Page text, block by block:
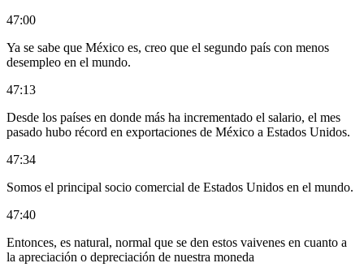
47:00
Ya se sabe que México es, creo que el segundo país con menos
desempleo en el mundo.
47:13
Desde los países en donde más ha incrementado el salario, el mes
pasado hubo récord en exportaciones de México a Estados Unidos.
47:34
Somos el principal socio comercial de Estados Unidos en el mundo.
47:40
Entonces, es natural, normal que se den estos vaivenes en cuanto a
la apreciación o depreciación de nuestra moneda